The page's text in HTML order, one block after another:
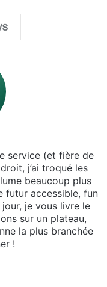
service (et fière de
j’ai troqué les
beaucoup plus
futur accessible, fun
je vous livre le
sur un plateau,
la plus branchée
!